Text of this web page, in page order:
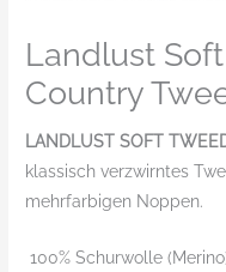
Landlust
Country
LANDLUST SOFT
klassisch verzwirntes
mehrfarbigen Noppen.
100% Schurwolle